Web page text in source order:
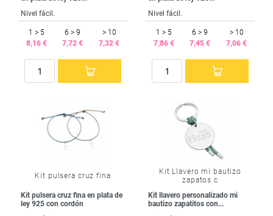
Nivel fácil.
1 > 5
8,16 €
6 > 9
7,72 €
> 10
7,32 €
Nivel fácil.
1 > 5
7,86 €
6 > 9
7,45 €
> 10
7,06 €
Kit pulsera cruz fina
Kit pulsera cruz fina en plata de
ley 925 con cordón
Kit Llavero mi bautizo
zapatos c
Kit llavero personalizado mi
bautizo zapatitos con...